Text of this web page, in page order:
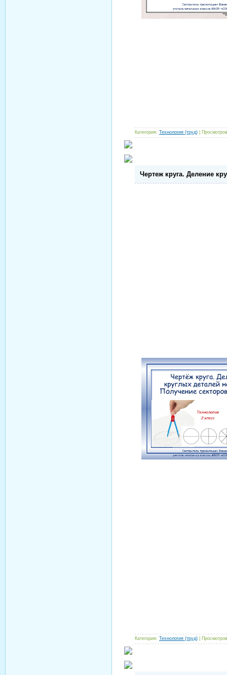
Категория: Технология (труд) |
Чертеж круга. Деление
Категория: Технология (труд) |